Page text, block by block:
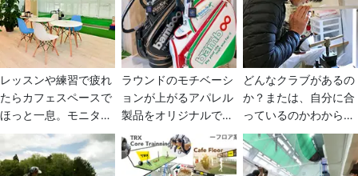
パーソナルトレーニン
グがスタート。窓から
富士山を臨むスペース
でのトレーニングはご
利益あり。メンバーの
方は空き時間に自主ト
レが可能です。
タジオとしてスポーツ
後、レッスン後の施術
で既往部位の鎮静、ア
フターケアとしてご利
用することができま
す。
備。ドライヤーやタオ
ルのお貸し出しなどの
サービスもご利用くだ
さい。ランニングステ
ーションとして一般の
方にもご利用いただま
す。
レッスンや練習で疲れ
たらカフェスペースで
ほっと一息。モニター
に流れるゴルフ動画を
観ながらスイーツをお
召し上がりいただけま
ラウンドのモチベーシ
ョンが上がるアパレル
製品をオリジナルでご
提供！ あくまで陰品質
と機能美にこだわり良
質の製品を販売してい
どんなクラブがあるの
か？または、自分に合
っているのかわからな
い。 ブランドからクラ
ブの役割、そしてそれ
が会員さんに合ってい